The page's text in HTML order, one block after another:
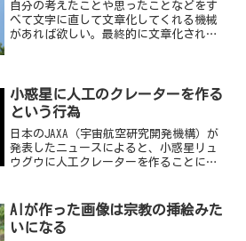
自分の考えたことや思ったことなどをす
べて文字に直して文章化してくれる機械
があれば欲しい。最終的に文章化された
でも買ってしまうのではな...
小惑星に人工のクレーターを作る
という行為
日本のJAXA（宇宙航空研究開発機構）が
発表したニュースによると、小惑星リュ
ウグウに人工クレーターを作ることに成
穴を開けていいのか？という疑問だ。な
んでも小惑星の上空か...
AIが作った画像は宗教の挿絵みた
いになる